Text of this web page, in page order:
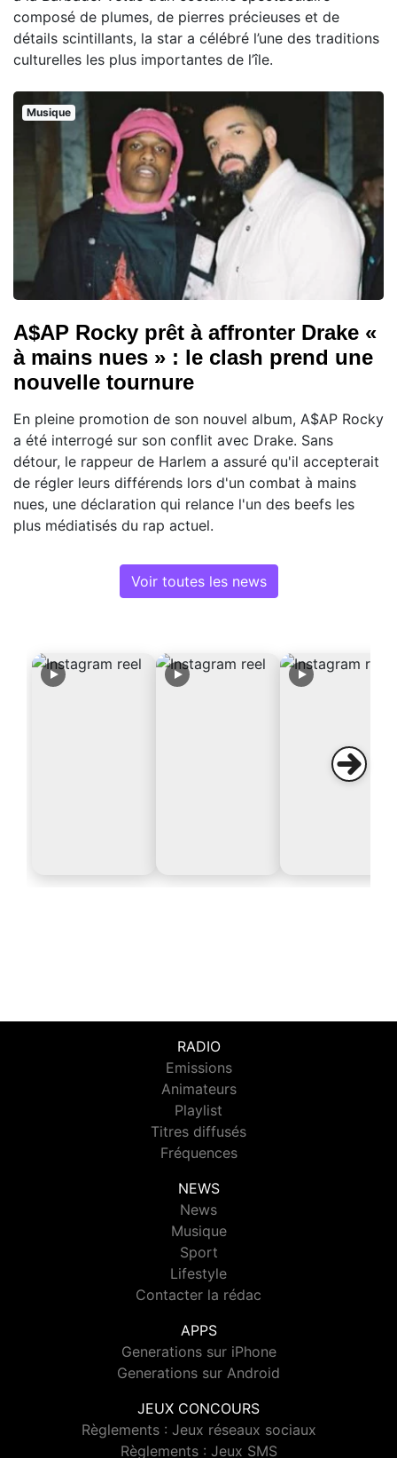
composé de plumes, de pierres précieuses et de
détails scintillants, la star a célébré l’une des traditions
culturelles les plus importantes de l’île.
Musique
A$AP Rocky prêt à affronter Drake «
à mains nues » : le clash prend une
nouvelle tournure
En pleine promotion de son nouvel album, A$AP Rocky
a été interrogé sur son conflit avec Drake. Sans
détour, le rappeur de Harlem a assuré qu'il accepterait
de régler leurs différends lors d'un combat à mains
nues, une déclaration qui relance l'un des beefs les
plus médiatisés du rap actuel.
Voir toutes les news
RADIO
Emissions
Animateurs
Playlist
Titres diffusés
Fréquences
NEWS
News
Musique
Sport
Lifestyle
Contacter la rédac
APPS
Generations sur iPhone
Generations sur Android
JEUX CONCOURS
Règlements : Jeux réseaux sociaux
Règlements : Jeux SMS